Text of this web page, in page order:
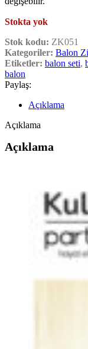
Stokta yok
Stok kodu: ZK051
Kategoriler: Balon
Etiketler: balon seti,
balon
Paylaş:
Açıklama
Açıklama
Açıklama